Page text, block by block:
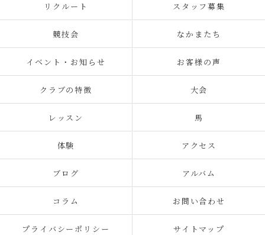
リクルート スタッフ募集
競技会 なかまたち
イベント・お知らせ お客様の声
クラブの特徴 大会
レッスン 馬
体験 アクセス
ブログ アルバム
コラム お問い合わせ
プライバシーポリシー サイトマップ